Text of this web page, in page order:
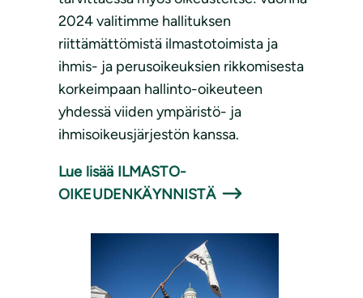
2024 valitimme hallituksen
riittämättömistä ilmastotoimista ja
ihmis- ja perusoikeuksien rikkomisesta
korkeimpaan hallinto-oikeuteen
yhdessä viiden ympäristö- ja
ihmisoikeusjärjestön kanssa.
Lue lisää ILMASTO-
OIKEUDENKÄYNNISTÄ